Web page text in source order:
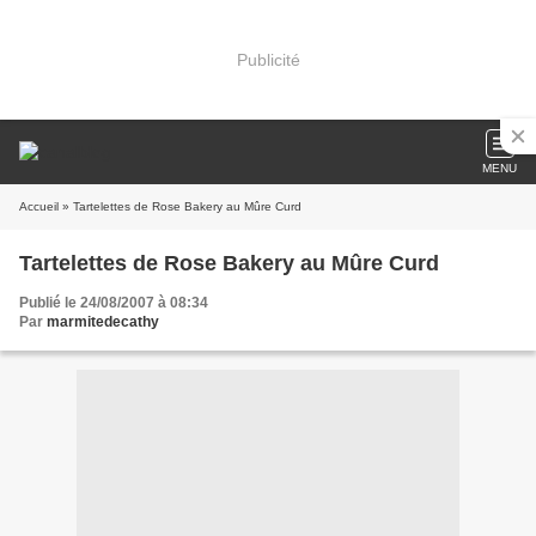
Publicité
MENU
Accueil » Tartelettes de Rose Bakery au Mûre Curd
Tartelettes de Rose Bakery au Mûre Curd
Publié le 24/08/2007 à 08:34
Par marmitedecathy